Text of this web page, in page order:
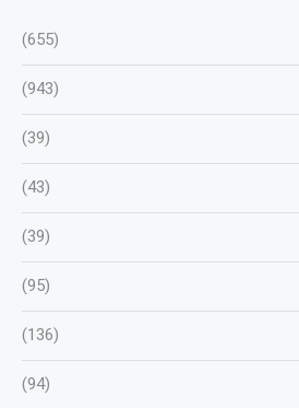
(655)
(943)
(39)
(43)
(39)
(95)
(136)
(94)